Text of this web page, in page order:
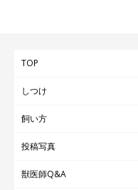
TOP
しつけ
飼い方
投稿写真
獣医師Q&A